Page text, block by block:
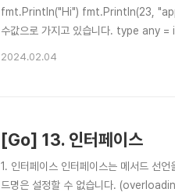
fmt.Println("Hi") fmt.Println(23,
수값으로 가지고 있습니다. type
2024.02.04
[Go] 13. 인터페이스
1. 인터페이스 인터페이스는 메서드 선
드명은 설정할 수 없습니다.